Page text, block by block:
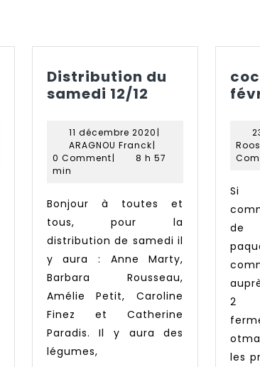
Distribution du
samedi 12/12 Distribution
samedi
12/12
11 décembre 202011
2020
|
ARAGNOU FranckARAGNOU
Franck
|
0 Comment|
8 h 57
min
Bonjour à toutes et
tous, pour la
distribution de samedi il
y aura : Anne Marty,
Barbara Rousseau,
Amélie Petit, Caroline
Finez et Catherine
Paradis. Il y aura des
légumes,
Si vous souhaitez
de
2
les